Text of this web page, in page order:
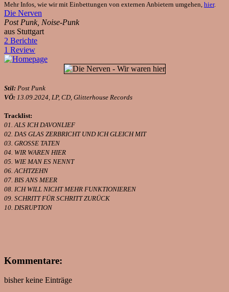
Mehr Infos, wie wir mit Einbettungen von externen Anbietern umgehen, hier.
Die Nerven
Post Punk, Noise-Punk
aus Stuttgart
2 Berichte
1 Review
Stil: Post Punk
VÖ: 13.09.2024, LP, CD, Glitterhouse Records
Tracklist:
01. ALS ICH DAVONLIEF
02. DAS GLAS ZERBRICHT UND ICH GLEICH MIT
03. GROSSE TATEN
04. WIR WAREN HIER
05. WIE MAN ES NENNT
06. ACHTZEHN
07. BIS ANS MEER
08. ICH WILL NICHT MEHR FUNKTIONIEREN
09. SCHRITT FÜR SCHRITT ZURÜCK
10. DISRUPTION
Kommentare:
bisher keine Einträge